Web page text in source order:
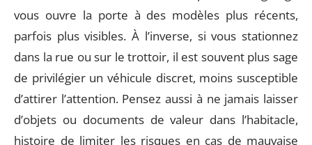
vous ouvre la porte à des modèles plus récents,
parfois plus visibles. À l’inverse, si vous stationnez
dans la rue ou sur le trottoir, il est souvent plus sage
de privilégier un véhicule discret, moins susceptible
d’attirer l’attention. Pensez aussi à ne jamais laisser
d’objets ou documents de valeur dans l’habitacle,
histoire de limiter les risques en cas de mauvaise